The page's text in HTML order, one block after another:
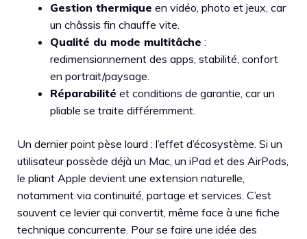
Gestion thermique en vidéo, photo et jeux, car
un châssis fin chauffe vite.
Qualité du mode multitâche :
redimensionnement des apps, stabilité, confort
en portrait/paysage.
Réparabilité et conditions de garantie, car un
pliable se traite différemment.
Un dernier point pèse lourd : l’effet d’écosystème. Si un
utilisateur possède déjà un Mac, un iPad et des AirPods,
le pliant Apple devient une extension naturelle,
notamment via continuité, partage et services. C’est
souvent ce levier qui convertit, même face à une fiche
technique concurrente. Pour se faire une idée des